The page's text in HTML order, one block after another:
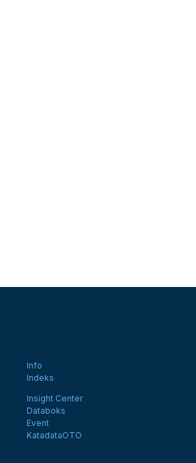
Info
Indeks
Insight Center
Databoks
Event
KatadataOTO